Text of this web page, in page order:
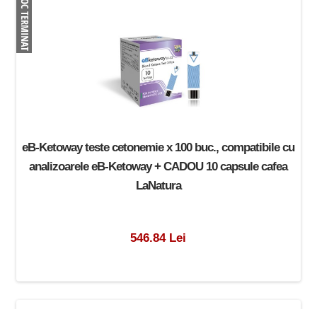
eB-Ketoway teste cetonemie x 100 buc., compatibile cu
analizoarele eB-Ketoway + CADOU 10 capsule cafea
LaNatura
546.84 Lei